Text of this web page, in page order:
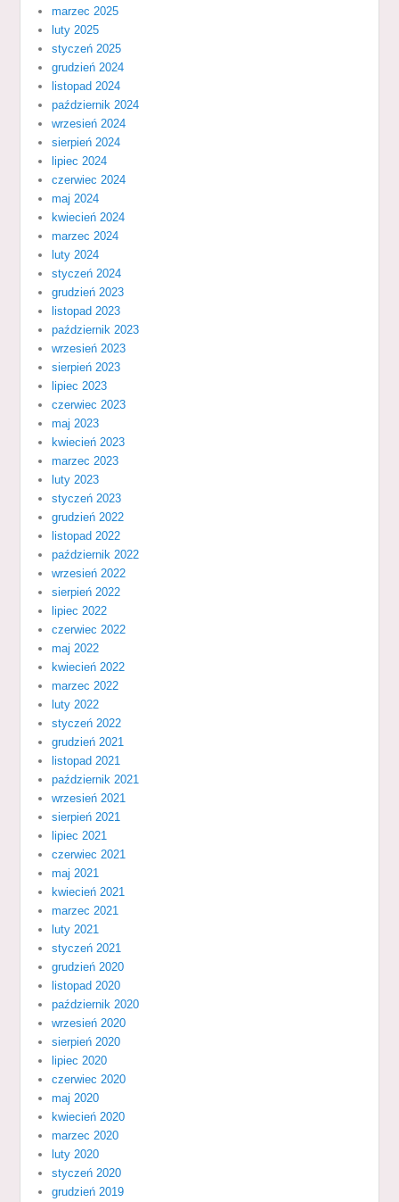
marzec 2025
luty 2025
styczeń 2025
grudzień 2024
listopad 2024
październik 2024
wrzesień 2024
sierpień 2024
lipiec 2024
czerwiec 2024
maj 2024
kwiecień 2024
marzec 2024
luty 2024
styczeń 2024
grudzień 2023
listopad 2023
październik 2023
wrzesień 2023
sierpień 2023
lipiec 2023
czerwiec 2023
maj 2023
kwiecień 2023
marzec 2023
luty 2023
styczeń 2023
grudzień 2022
listopad 2022
październik 2022
wrzesień 2022
sierpień 2022
lipiec 2022
czerwiec 2022
maj 2022
kwiecień 2022
marzec 2022
luty 2022
styczeń 2022
grudzień 2021
listopad 2021
październik 2021
wrzesień 2021
sierpień 2021
lipiec 2021
czerwiec 2021
maj 2021
kwiecień 2021
marzec 2021
luty 2021
styczeń 2021
grudzień 2020
listopad 2020
październik 2020
wrzesień 2020
sierpień 2020
lipiec 2020
czerwiec 2020
maj 2020
kwiecień 2020
marzec 2020
luty 2020
styczeń 2020
grudzień 2019